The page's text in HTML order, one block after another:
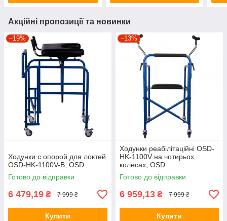
Акційні пропозиції та новинки
–19%
Ходунки с опорой для локтей
OSD-HK-1100V-B, OSD
Готово до відправки
6 479,19 ₴ 7 999 ₴
Купити
–13%
Ходунки реабілітаційні OSD-
HK-1100V на чотирьох
колесах, OSD
Готово до відправки
6 959,13 ₴ 7 999 ₴
Купити